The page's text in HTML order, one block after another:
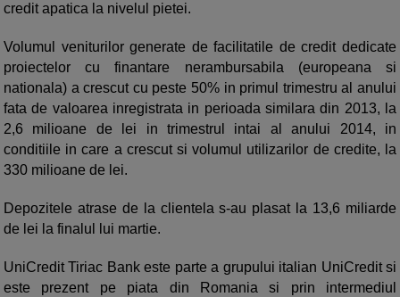
credit apatica la nivelul pietei.
Volumul veniturilor generate de facilitatile de credit dedicate
proiectelor cu finantare nerambursabila (europeana si
nationala) a crescut cu peste 50% in primul trimestru al anului
fata de valoarea inregistrata in perioada similara din 2013, la
2,6 milioane de lei in trimestrul intai al anului 2014, in
conditiile in care a crescut si volumul utilizarilor de credite, la
330 milioane de lei.
Depozitele atrase de la clientela s-au plasat la 13,6 miliarde
de lei la finalul lui martie.
UniCredit Tiriac Bank este parte a grupului italian UniCredit si
este prezent pe piata din Romania si prin intermediul